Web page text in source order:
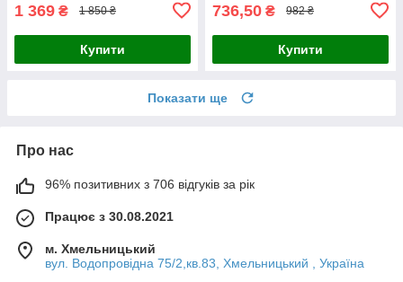
1 369 ₴ 1 850 ₴
Купити
736,50 ₴ 982 ₴
Купити
Показати ще
Про нас
96% позитивних з 706 відгуків за рік
Працює з 30.08.2021
м. Хмельницький
вул. Водопровідна 75/2,кв.83, Хмельницький , Україна